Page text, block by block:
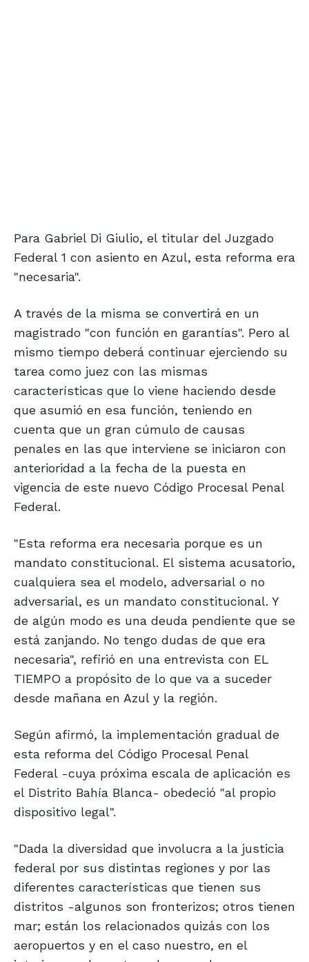
Para Gabriel Di Giulio, el titular del Juzgado
Federal 1 con asiento en Azul, esta reforma era
"necesaria".
A través de la misma se convertirá en un
magistrado "con función en garantías". Pero al
mismo tiempo deberá continuar ejerciendo su
tarea como juez con las mismas
características que lo viene haciendo desde
que asumió en esa función, teniendo en
cuenta que un gran cúmulo de causas
penales en las que interviene se iniciaron con
anterioridad a la fecha de la puesta en
vigencia de este nuevo Código Procesal Penal
Federal.
"Esta reforma era necesaria porque es un
mandato constitucional. El sistema acusatorio,
cualquiera sea el modelo, adversarial o no
adversarial, es un mandato constitucional. Y
de algún modo es una deuda pendiente que se
está zanjando. No tengo dudas de que era
necesaria", refirió en una entrevista con EL
TIEMPO a propósito de lo que va a suceder
desde mañana en Azul y la región.
Según afirmó, la implementación gradual de
esta reforma del Código Procesal Penal
Federal -cuya próxima escala de aplicación es
el Distrito Bahía Blanca- obedeció "al propio
dispositivo legal".
"Dada la diversidad que involucra a la justicia
federal por sus distintas regiones y por las
diferentes características que tienen sus
distritos -algunos son fronterizos; otros tienen
mar; están los relacionados quizás con los
aeropuertos y en el caso nuestro, en el